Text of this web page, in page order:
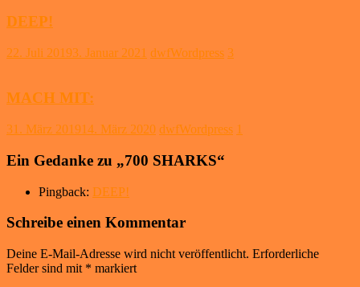
DEEP!
22. Juli 20193. Januar 2021 dwfWordpress 3
MACH MIT:
31. März 201914. März 2020 dwfWordpress 1
Ein Gedanke zu „700 SHARKS“
Pingback: DEEP!
Schreibe einen Kommentar
Deine E-Mail-Adresse wird nicht veröffentlicht. Erforderliche
Felder sind mit * markiert